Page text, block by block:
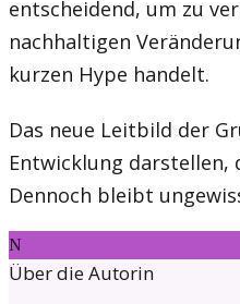
entscheidend, um zu
nachhaltigen
kurzen Hype handelt.
Das neue Leitbild der
Entwicklung darstellen,
Dennoch bleibt
N
Über die Autorin